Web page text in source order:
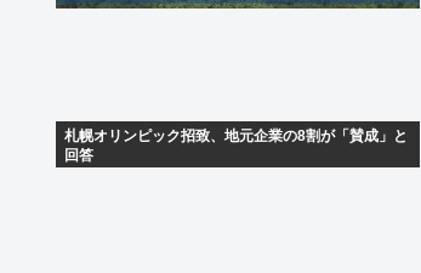
札幌オリンピック招致、地元企業の8割が「賛成」と
回答